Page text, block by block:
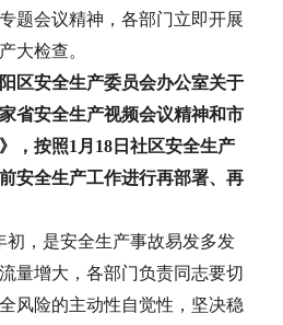
题会议精神，各部门立即开展
大检查。
区安全生产委员会办公室关于
省安全生产视频会议精神和市
，按照1月18日社区安全生产
安全生产工作进行再部署、再
初，是安全生产事故易发多发
量增大，各部门负责同志要切
风险的主动性自觉性，坚决稳